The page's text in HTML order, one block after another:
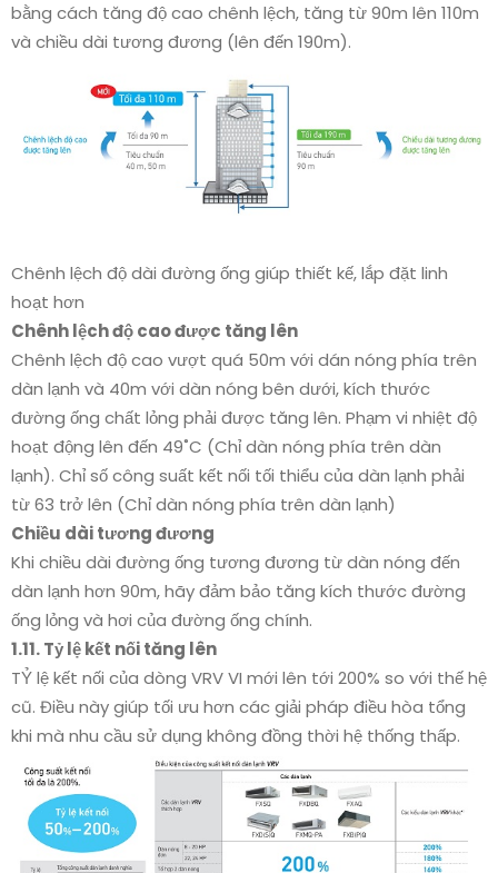
bằng cách tăng độ cao chênh lệch, tăng từ 90m lên 110m
và chiều dài tương đương (lên đến 190m).
Chênh lệch độ dài đường ống giúp thiết kế, lắp đặt linh
hoạt hơn
Chênh lệch độ cao được tăng lên
Chênh lệch độ cao vượt quá 50m với dán nóng phía trên
dàn lạnh và 40m với dàn nóng bên dưới, kích thước
đường ống chất lỏng phải được tăng lên. Phạm vi nhiệt độ
hoạt động lên đến 49˚C (Chỉ dàn nóng phía trên dàn
lạnh). Chỉ số công suất kết nối tối thiểu của dàn lạnh phải
từ 63 trở lên (Chỉ dàn nóng phía trên dàn lạnh)
Chiều dài tương đương
Khi chiều dài đường ống tương đương từ dàn nóng đến
dàn lạnh hơn 90m, hãy đảm bảo tăng kích thước đường
ống lỏng và hơi của đường ống chính.
1.11. Tỷ lệ kết nối tăng lên
TỶ lệ kết nối của dòng VRV VI mới lên tới 200% so với thế hệ
cũ. Điều này giúp tối ưu hơn các giải pháp điều hòa tổng
khi mà nhu cầu sử dụng không đồng thời hệ thống thấp.